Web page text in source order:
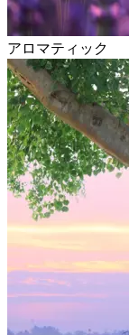
アロマティック